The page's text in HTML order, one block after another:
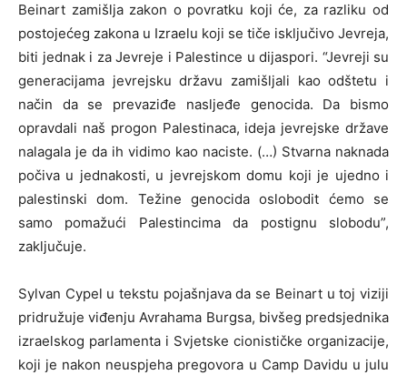
Beinart zamišlja zakon o povratku koji će, za razliku od
postojećeg zakona u Izraelu koji se tiče isključivo Jevreja,
biti jednak i za Jevreje i Palestince u dijaspori. “Jevreji su
generacijama jevrejsku državu zamišljali kao odštetu i
način da se prevaziđe nasljeđe genocida. Da bismo
opravdali naš progon Palestinaca, ideja jevrejske države
nalagala je da ih vidimo kao naciste. (…) Stvarna naknada
počiva u jednakosti, u jevrejskom domu koji je ujedno i
palestinski dom. Težine genocida oslobodit ćemo se
samo pomažući Palestincima da postignu slobodu”,
zaključuje.
Sylvan Cypel u tekstu pojašnjava da se Beinart u toj viziji
pridružuje viđenju Avrahama Burgsa, bivšeg predsjednika
izraelskog parlamenta i Svjetske cionističke organizacije,
koji je nakon neuspjeha pregovora u Camp Davidu u julu